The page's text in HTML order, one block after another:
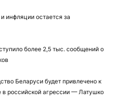
инфляции остается за
более 2,5 тыс. сообщений о
Беларуси будет привлечено к
в российской агрессии — Латушко